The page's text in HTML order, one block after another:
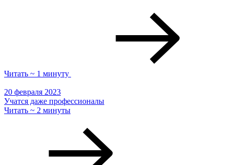
Читать ~ 1 минуту
20 февраля 2023
Учатся даже профессионалы
Читать ~ 2 минуты